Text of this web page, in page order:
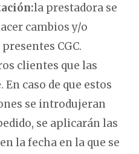
la prestadora se
cambios y/o
CGC.
clientes que las
caso de que estos
se introdujeran
se aplicarán las
la fecha en la que se